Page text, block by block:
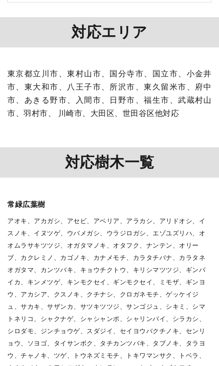
対応エリア
東京都立川市、東村山市、国分寺市、国立市、小金井
市、東大和市、八王子市、所沢市、東久留米市、府中
市、あきる野市、入間市、日野市、福生市、武蔵村山
市、羽村市、 川崎市、大田区、世田谷区他対応
対応樹木一覧
常緑広葉樹
アオキ、アカガシ、アセビ、アベリア、アラカシ、アリドオシ、イ
スノキ、イヌツゲ、ウバメガシ、ウラジロガシ、エゾユズリハ、オ
オムラサキツツジ、オガタマノキ、オタフク、ナンテン、オリー
ブ、カクレミノ、カゴノキ、カナメモチ、カラタチバナ、カラタネ
オガタマ、カンツバキ、キョウチクトウ、キリシマツツジ、ギンバ
イカ、キンメツゲ、キンモクセイ、ギンモクセイ、ミモザ、ギンヨ
ウ、アカシア、クスノキ、クチナシ、クロガネモチ、ゲッケイジ
ュ、サカキ、サザンカ、サツキツツジ、サンゴジュ、シキミ、シマ
トネリコ、シャクナゲ、シャシャンポ、シャリンバイ、シラカシ、
シロダモ、ジンチョウゲ、スダジイ、セイヨウバクチノキ、センリ
ョウ、ソヨゴ、タイサンボク、タチカンツバキ、タブノキ、タラヨ
ウ、チャノキ、ツゲ、トウネズミモチ、トキワマンサク、トベラ、